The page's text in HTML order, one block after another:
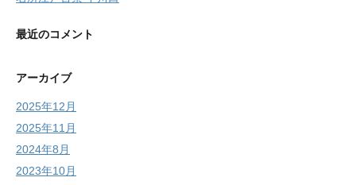
最近のコメント
アーカイブ
2025年12月
2025年11月
2024年8月
2023年10月